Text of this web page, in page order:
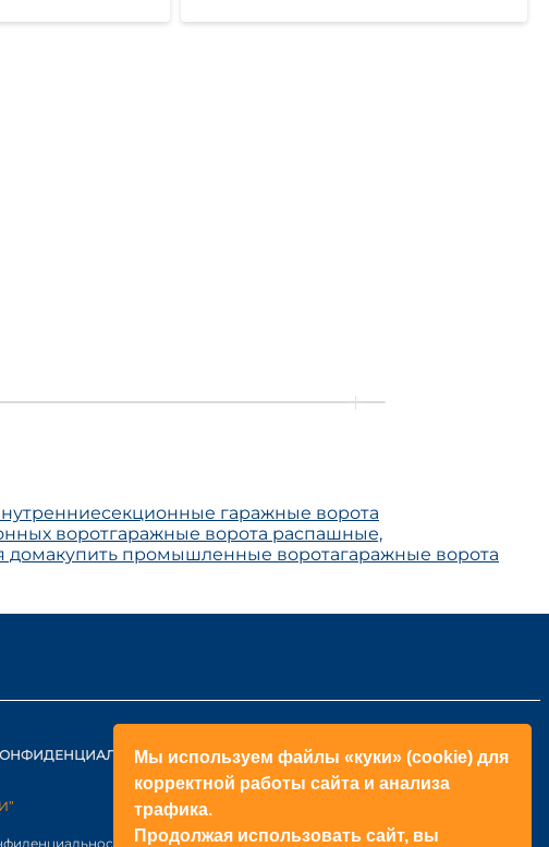
Мы используем файлы «куки» (cookie) для
корректной работы сайта и анализа
трафика.
Продолжая использовать сайт, вы
секционные гаражные ворота
воротгаражные ворота распашные,
домакупить промышленные воротагаражные ворота
КОНТАКТЫ
+998(71)2052433